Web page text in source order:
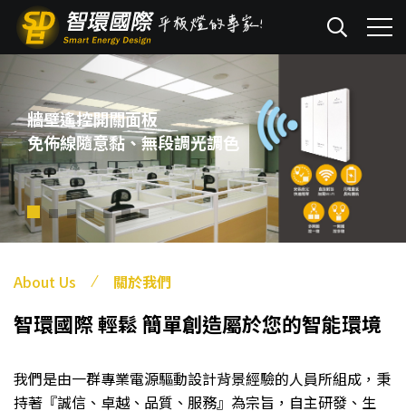
牆壁遙控開關面板
免佈線隨意黏、無段調光調色
About Us 關於我們
智環國際輕鬆 簡單創造屬於您的智能環境
我們是由一群專業電源驅動設計背景經驗的人員所組成，秉
持著『誠信、卓越、品質、服務』為宗旨，自主研發、生